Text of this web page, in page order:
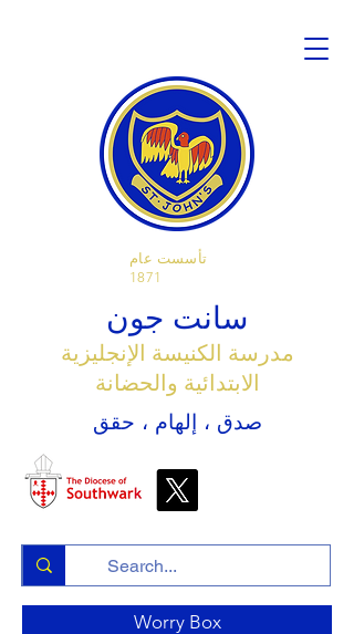
تأسست عام
1871
سانت جون
مدرسة الكنيسة الإنجليزية
الابتدائية والحضانة
صدق ، إلهام ، حقق
Worry Box